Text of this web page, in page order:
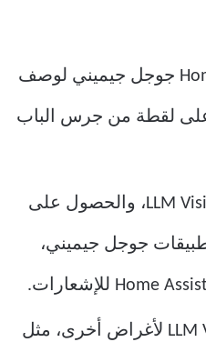
يستخدم Home Assistant جوجل جيميني لوصف
على لقطة من جرس الباب
ستحتاج إلى تثبيت LLM Vision، والحصول على
جوجل جيميني،
يمكن استخدام LLM Vision لأغراض أخرى، مثل